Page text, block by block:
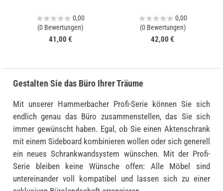
0,00
(0 Bewertungen)
41,00 €
0,00
(0 Bewertungen)
42,00 €
Gestalten Sie das Büro Ihrer Träume
Mit unserer Hammerbacher Profi-Serie können Sie sich
endlich genau das Büro zusammenstellen, das Sie sich
immer gewünscht haben. Egal, ob Sie einen Aktenschrank
mit einem Sideboard kombinieren wollen oder sich generell
ein neues Schrankwandsystem wünschen. Mit der Profi-
Serie bleiben keine Wünsche offen: Alle Möbel sind
untereinander voll kompatibel und lassen sich zu einer